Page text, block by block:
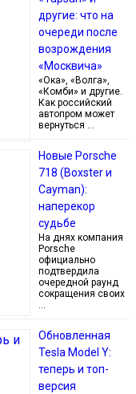
другие: что на
очереди после
возрождения
«Москвича»
«Ока», «Волга»,
«Комби» и другие.
Как российский
автопром может
вернуться …
Новые Porsche
718 (Boxster и
Cayman):
наперекор
судьбе
На днях компания
Porsche
официально
подтвердила
очередной раунд
сокращения своих
…
Обновленная
Tesla Model Y:
теперь и топ-
версия